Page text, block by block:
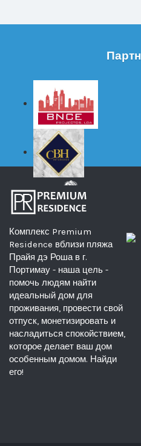
Комплекс Premium
Residence вблизи пляжа
Прайя дэ Роша в г.
Портимау - наша цель -
помочь людям найти
идеальный дом для
проживания, провести свой
отпуск, монетизировать и
насладиться спокойствием,
которое делает ваш дом
особенным домом. Найди
его!